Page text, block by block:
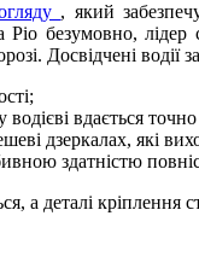
, який
безумовно, лідер
Досвідчені
вдається
дзеркалах, які
здатністю
деталі кріплення